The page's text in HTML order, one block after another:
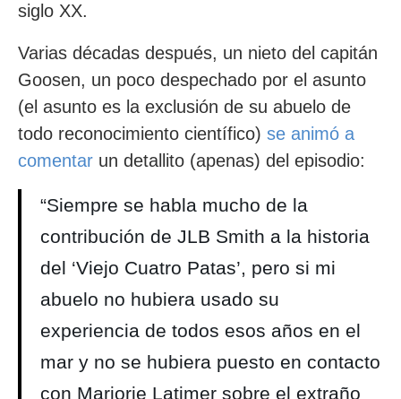
siglo XX.
Varias décadas después, un nieto del capitán
Goosen, un poco despechado por el asunto
(el asunto es la exclusión de su abuelo de
todo reconocimiento científico) se animó a
comentar un detallito (apenas) del episodio:
“Siempre se habla mucho de la
contribución de JLB Smith a la historia
del ‘Viejo Cuatro Patas’, pero si mi
abuelo no hubiera usado su
experiencia de todos esos años en el
mar y no se hubiera puesto en contacto
con Marjorie Latimer sobre el extraño